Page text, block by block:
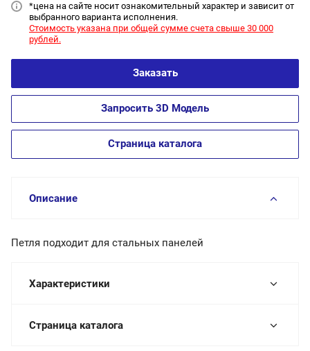
*цена на сайте носит ознакомительный характер и зависит от
выбранного варианта исполнения.
Стоимость указана при общей сумме счета свыше 30 000
рублей.
Заказать
Запросить 3D Модель
Страница каталога
Описание
Петля подходит для стальных панелей
Характеристики
Страница каталога